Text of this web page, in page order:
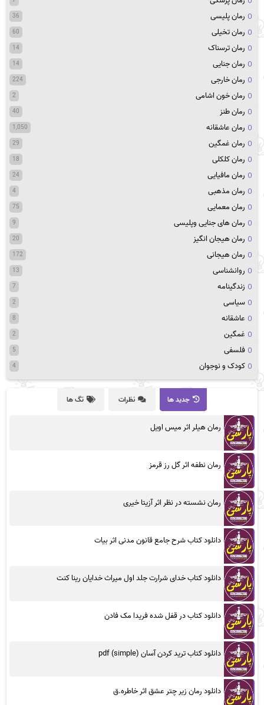
رمان پلیسی 36
رمان تخیلی 60
رمان ترسناک 14
رمان جنایی 14
رمان خارجی 224
رمان خون اشامی 2
رمان طنز 40
رمان عاشقانه 1,050
رمان غمگین 29
رمان کلکلی 18
رمان مافیایی 24
رمان مذهبی 4
رمان معمایی 75
رمان های جنایی وپلیسی 9
رمان هیجان انگیز 20
رمان هیجانی 172
روانشناسی 13
زندگینامه 7
سیاسی 2
عاشقانه 8
غمگین 2
فلسفی 5
کودک و نوجوان 4
جدید ها نظرات تگ ها
رمان هیلر اثر میس اویل
رمان نطفه اثر گل رز قرمز
رمان نشسته در نظر اثر آزیتا خیری
دانلود کتاب شرح جامع قانون مدنی اثر بیات
دانلود کتاب خدای شرارت جلد اول میراث خدایان رینا کنت
دانلود کتاب در قفل شده فریدا مک فادن
دانلود کتاب ترید کردن آسان (simple) pdf
دانلود رمان زیر چتر عشق اثر خاطره.ق